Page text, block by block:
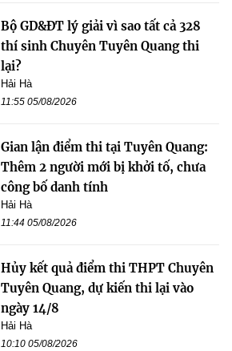
Bộ GD&ĐT lý giải vì sao tất cả 328
thí sinh Chuyên Tuyên Quang thi
lại?
Hải Hà
11:55 05/08/2026
Gian lận điểm thi tại Tuyên Quang:
Thêm 2 người mới bị khởi tố, chưa
công bố danh tính
Hải Hà
11:44 05/08/2026
Hủy kết quả điểm thi THPT Chuyên
Tuyên Quang, dự kiến thi lại vào
ngày 14/8
Hải Hà
10:10 05/08/2026